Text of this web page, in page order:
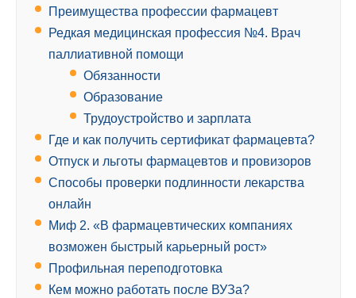
Преимущества профессии фармацевт
Редкая медицинская профессия №4. Врач
паллиативной помощи
Обязанности
Образование
Трудоустройство и зарплата
Где и как получить сертификат фармацевта?
Отпуск и льготы фармацевтов и провизоров
Способы проверки подлинности лекарства
онлайн
Миф 2. «В фармацевтических компаниях
возможен быстрый карьерный рост»
Профильная переподготовка
Кем можно работать после ВУЗа?